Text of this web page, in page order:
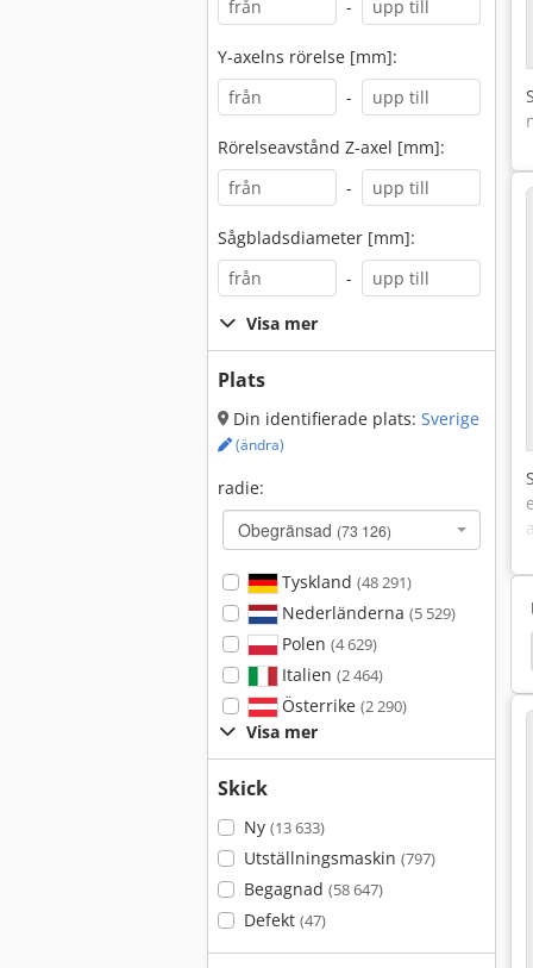
-
Y-axelns rörelse [mm]:
-
Rörelseavstånd Z-axel [mm]:
-
Sågbladsdiameter [mm]:
-
Visa mer
Plats
Din identifierade plats: Sverige
(ändra)
radie:
Obegränsad (73 126)
Tyskland (48 291)
Nederländerna (5 529)
Polen (4 629)
Italien (2 464)
Österrike (2 290)
Visa mer
Skick
Ny (13 633)
Utställningsmaskin (797)
Begagnad (58 647)
Defekt (47)
Våren Hammare Långa Stickmaskin